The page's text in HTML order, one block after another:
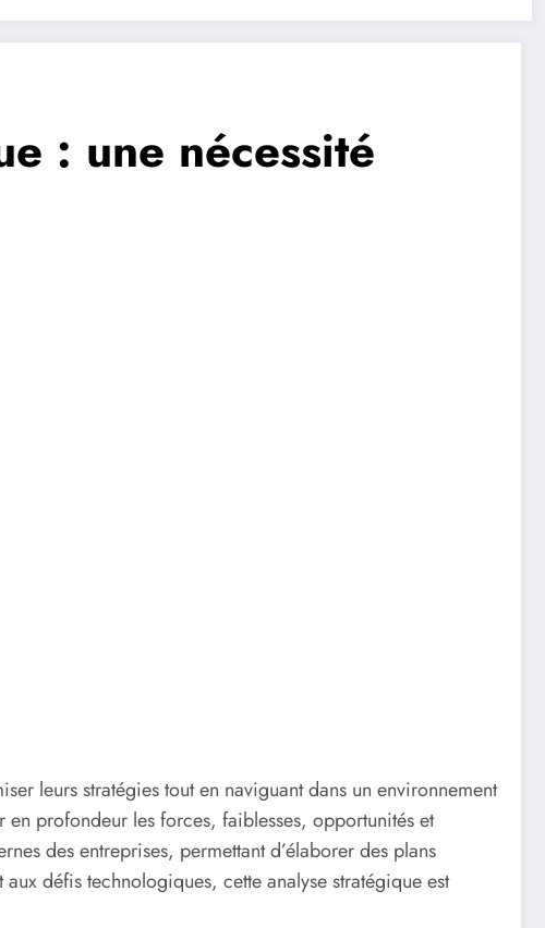
: une nécessité
leurs stratégies tout en naviguant dans un environnement
profondeur les forces, faiblesses, opportunités et
des entreprises, permettant d’élaborer des plans
défis technologiques, cette analyse stratégique est